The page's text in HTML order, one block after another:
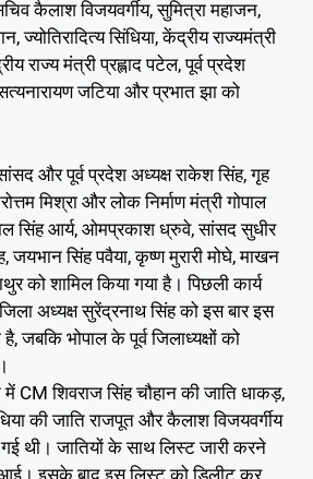
कैलाश विजयवर्गीय, सुमित्रा महाजन,
ज्योतिरादित्य सिंधिया, केंद्रीय राज्यमंत्री
राज्य मंत्री प्रह्लाद पटेल, पूर्व प्रदेश
सत्यनारायण जटिया और प्रभात झा को
और पूर्व प्रदेश अध्यक्ष राकेश सिंह, गृह
मिश्रा​​​​ और लोक निर्माण मंत्री गोपाल
सिंह आर्य, ओमप्रकाश ध्रुवे, सांसद सुधीर
जयभान सिंह पवैया, कृष्ण मुरारी मोघे, माखन
को शामिल किया गया है। पिछली कार्य
अध्यक्ष सुरेंद्रनाथ सिंह को इस बार इस
जबकि भोपाल के पूर्व जिलाध्यक्षों को
CM शिवराज सिंह चौहान की जाति धाकड़,
की जाति राजपूत और कैलाश विजयवर्गीय
गई थी। जातियों के साथ लिस्ट जारी करने
आई। इसके बाद इस लिस्ट को डिलीट कर